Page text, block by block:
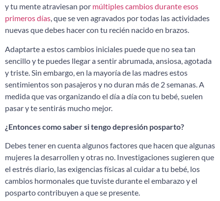
y tu mente atraviesan por múltiples cambios durante esos
primeros días, que se ven agravados por todas las actividades
nuevas que debes hacer con tu recién nacido en brazos.
Adaptarte a estos cambios iniciales puede que no sea tan
sencillo y te puedes llegar a sentir abrumada, ansiosa, agotada
y triste. Sin embargo, en la mayoría de las madres estos
sentimientos son pasajeros y no duran más de 2 semanas. A
medida que vas organizando el día a día con tu bebé, suelen
pasar y te sentirás mucho mejor.
¿Entonces como saber si tengo depresión posparto?
Debes tener en cuenta algunos factores que hacen que algunas
mujeres la desarrollen y otras no. Investigaciones sugieren que
el estrés diario, las exigencias físicas al cuidar a tu bebé, los
cambios hormonales que tuviste durante el embarazo y el
posparto contribuyen a que se presente.